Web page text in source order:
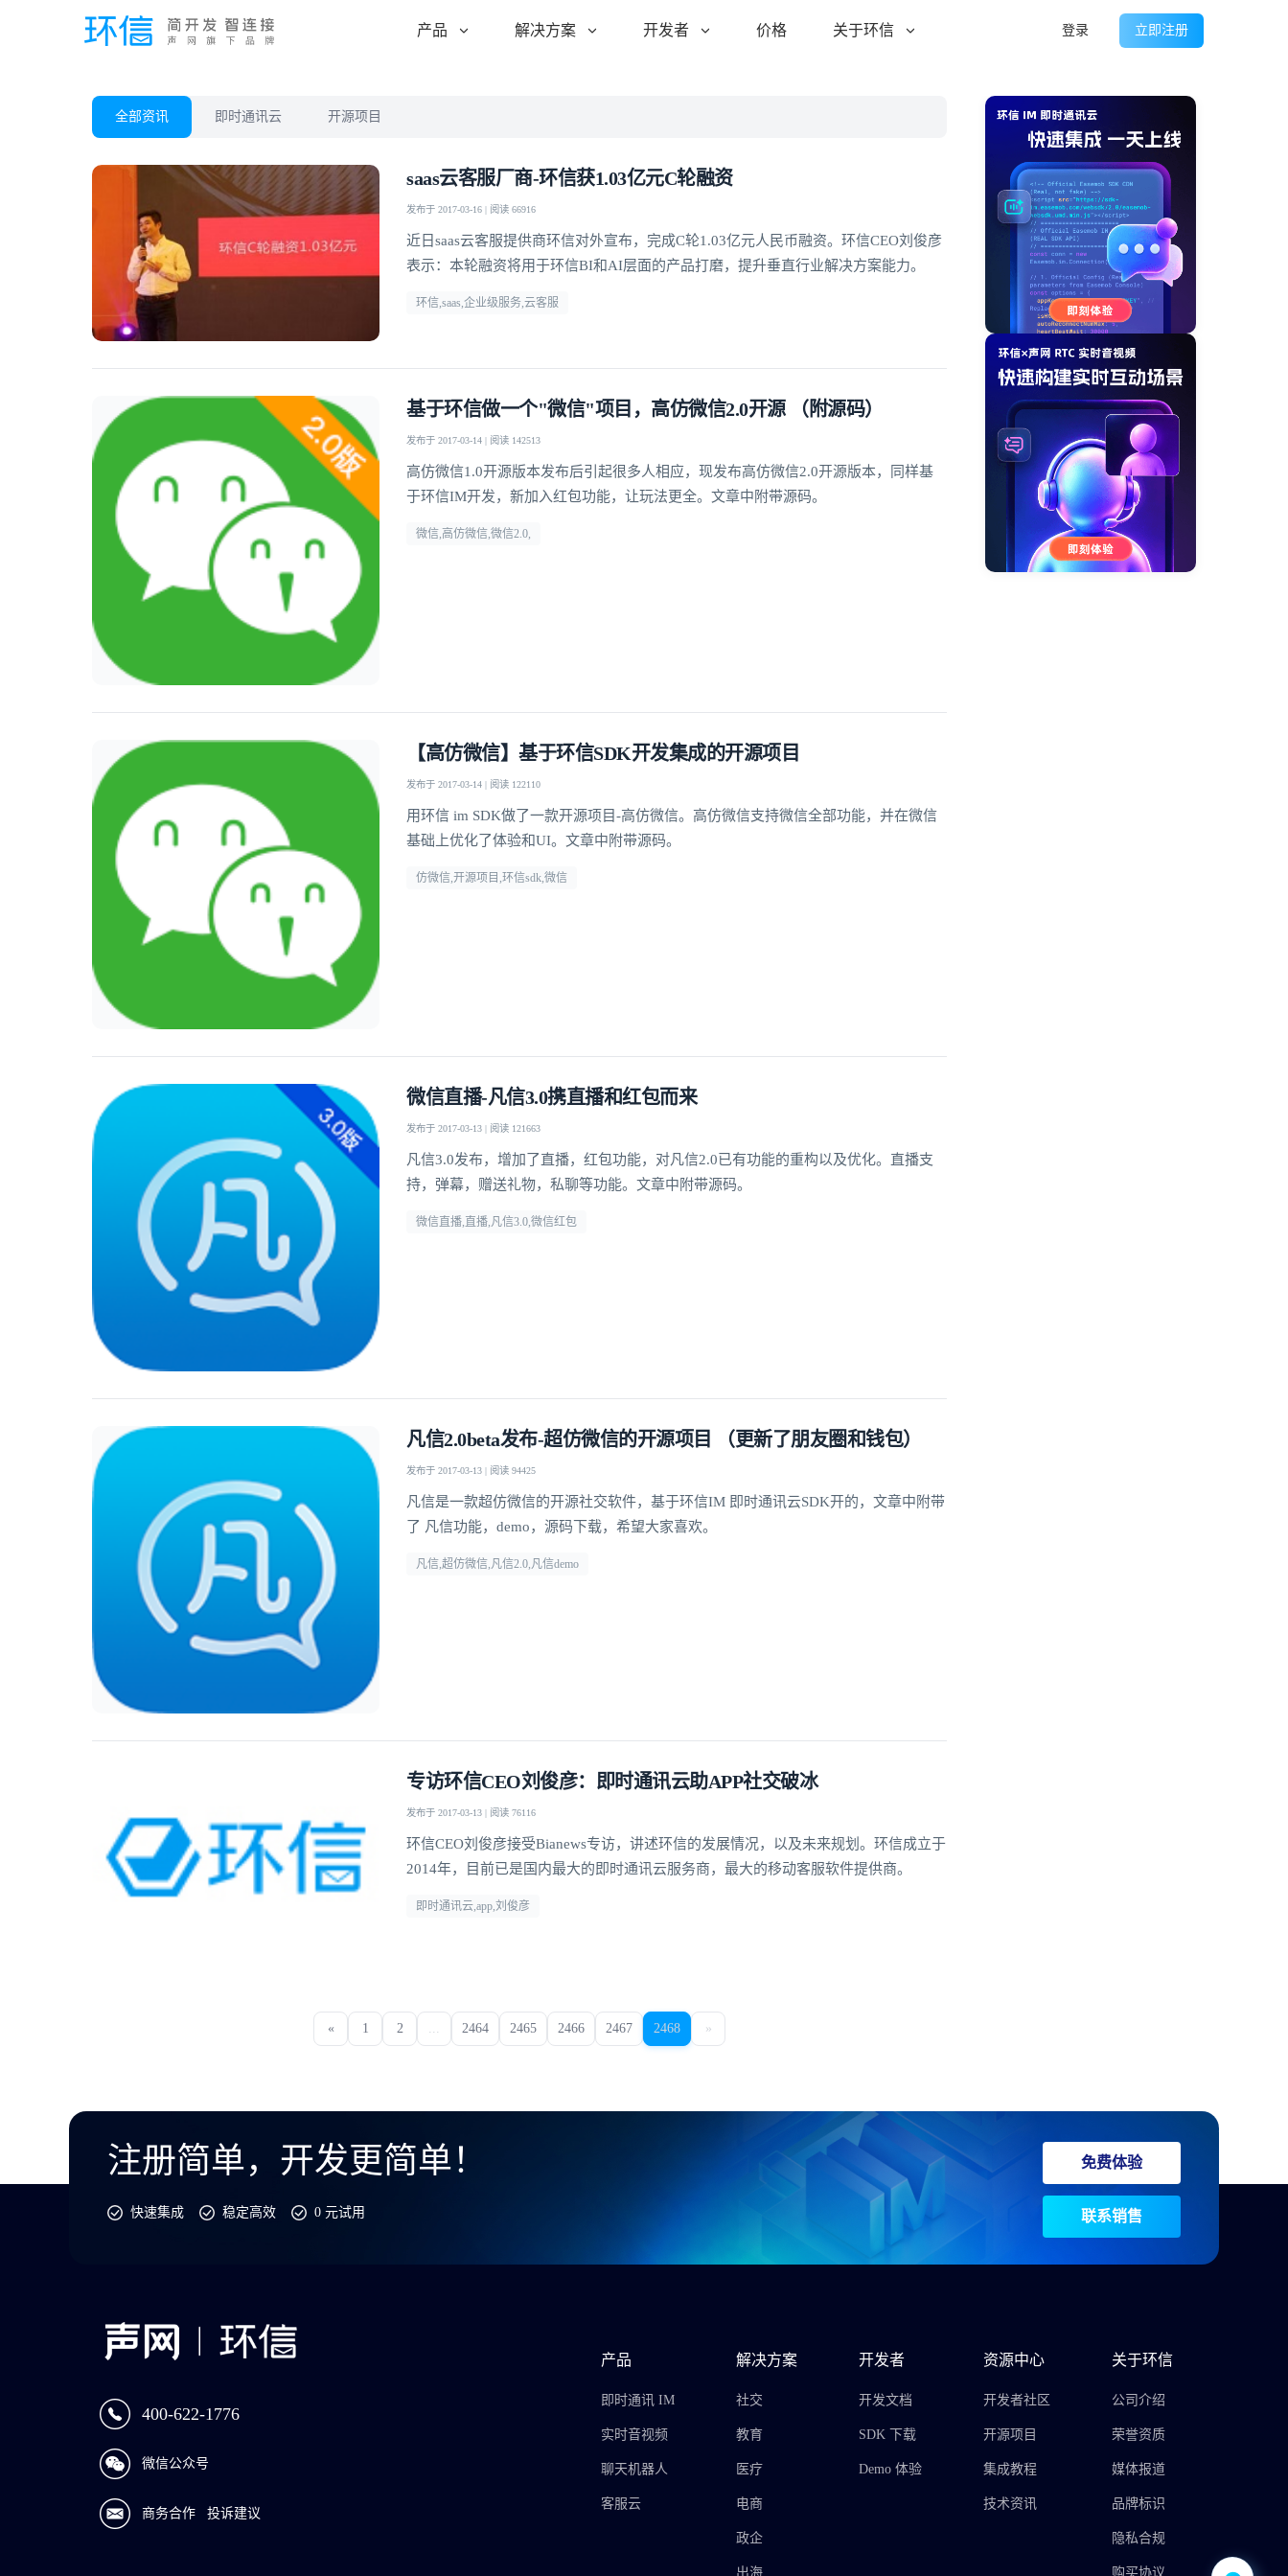
产品 解决方案 开发者 价格 关于环信 登录 立即注册
全部资讯 即时通讯云 开源项目
saas云客服厂商-环信获1.03亿元C轮融资
发布于 2017-03-16 | 阅读 66916
近日saas云客服提供商环信对外宣布，完成C轮1.03亿元人民币融资。环信CEO刘俊彦
表示：本轮融资将用于环信BI和AI层面的产品打磨，提升垂直行业解决方案能力。
环信,saas,企业级服务,云客服
基于环信做一个"微信"项目，高仿微信2.0开源 （附源码）
发布于 2017-03-14 | 阅读 142513
高仿微信1.0开源版本发布后引起很多人相应，现发布高仿微信2.0开源版本，同样基
于环信IM开发，新加入红包功能，让玩法更全。文章中附带源码。
微信,高仿微信,微信2.0,
【高仿微信】基于环信SDK开发集成的开源项目
发布于 2017-03-14 | 阅读 122110
用环信 im SDK做了一款开源项目-高仿微信。高仿微信支持微信全部功能，并在微信
基础上优化了体验和UI。文章中附带源码。
仿微信,开源项目,环信sdk,微信
微信直播-凡信3.0携直播和红包而来
发布于 2017-03-13 | 阅读 121663
凡信3.0发布，增加了直播，红包功能，对凡信2.0已有功能的重构以及优化。直播支
持，弹幕，赠送礼物，私聊等功能。文章中附带源码。
微信直播,直播,凡信3.0,微信红包
凡信2.0beta发布-超仿微信的开源项目 （更新了朋友圈和钱包）
发布于 2017-03-13 | 阅读 94425
凡信是一款超仿微信的开源社交软件，基于环信IM 即时通讯云SDK开的，文章中附带
了 凡信功能，demo，源码下载，希望大家喜欢。
凡信,超仿微信,凡信2.0,凡信demo
专访环信CEO刘俊彦：即时通讯云助APP社交破冰
发布于 2017-03-13 | 阅读 76116
环信CEO刘俊彦接受Bianews专访，讲述环信的发展情况，以及未来规划。环信成立于
2014年，目前已是国内最大的即时通讯云服务商，最大的移动客服软件提供商。
即时通讯云,app,刘俊彦
« 1 2 2464 2465 2466 2467 2468 »
注册简单，开发更简单！
快速集成 稳定高效 0 元试用
免费体验
联系销售
400-622-1776
微信公众号
商务合作 投诉建议
产品
即时通讯 IM
实时音视频
聊天机器人
客服云
解决方案
社交
教育
医疗
电商
政企
出海
开发者
开发文档
SDK 下载
Demo 体验
资源中心
开发者社区
开源项目
集成教程
技术资讯
关于环信
公司介绍
荣誉资质
媒体报道
品牌标识
隐私合规
购买协议
我已阅读并同意
登录客服云